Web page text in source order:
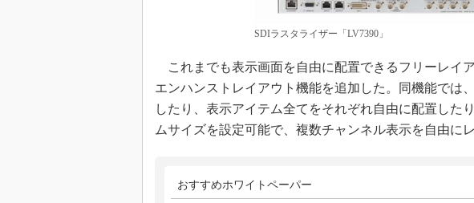
SDIラスタライザー「LV7390」
これまでも表示画面を自由に配置できるフリーレイ
エンハンストレイアウト機能を追加した。同機能では
したり、表示アイテム全てをそれぞれ自由に配置した
ムサイズを設定可能で、複数チャンネル表示を自由に
おすすめホワイトペーパー